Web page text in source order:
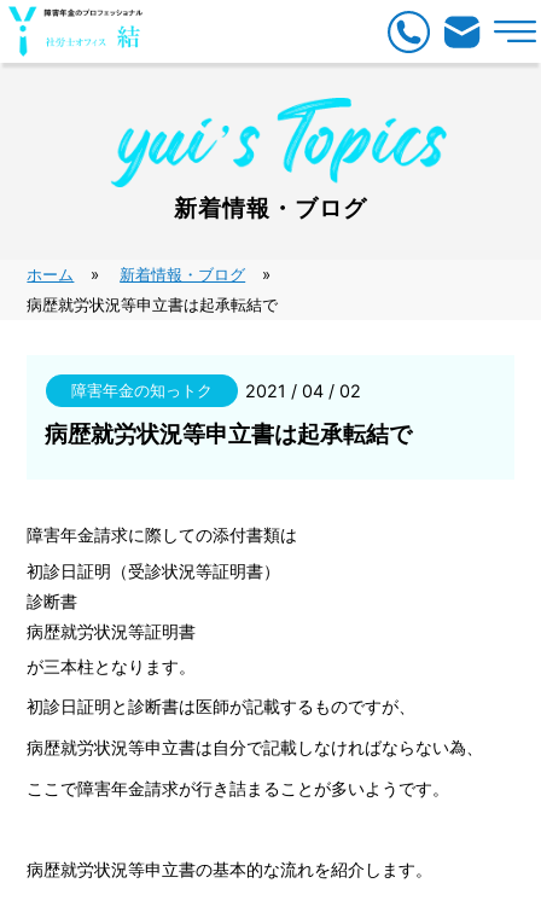
新着情報・ブログ
ホーム
新着情報・ブログ
病歴就労状況等申立書は起承転結で
障害年金の知っトク 2021 / 04 / 02
病歴就労状況等申立書は起承転結で
障害年金請求に際しての添付書類は
初診日証明（受診状況等証明書）
診断書
病歴就労状況等証明書
が三本柱となります。
初診日証明と診断書は医師が記載するものですが、
病歴就労状況等申立書は自分で記載しなければならない為、
ここで障害年金請求が行き詰まることが多いようです。
病歴就労状況等申立書の基本的な流れを紹介します。